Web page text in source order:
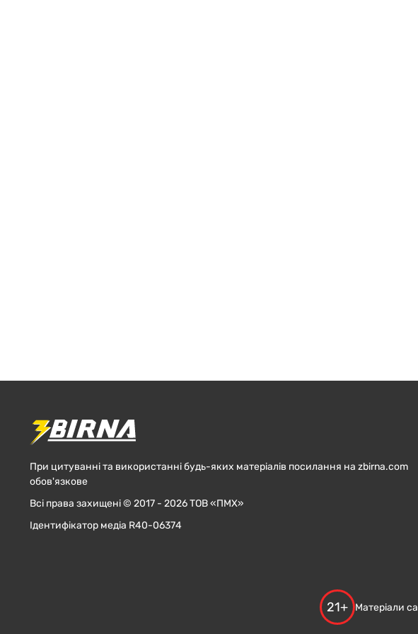
При цитуванні та використанні будь-яких матеріалів посилання на zbirna.com
обов'язкове
Всі права захищені © 2017 - 2026 ТОВ «ПМХ»
Ідентифікатор медіа R40-06374
21+ Матеріали